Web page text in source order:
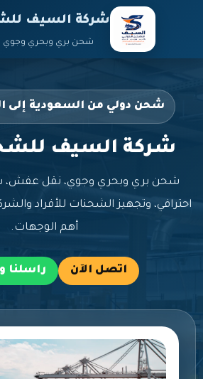
شركة السيف
شحن بري وبحري وجوي
شحن دولي من السعودية إلى
شركة السيف
شحن بري وبحري وجوي، نقل عفش،
احترافي، وتجهيز الشحنات للأفراد
أهم الوجهات.
اتصل الآن راسلنا